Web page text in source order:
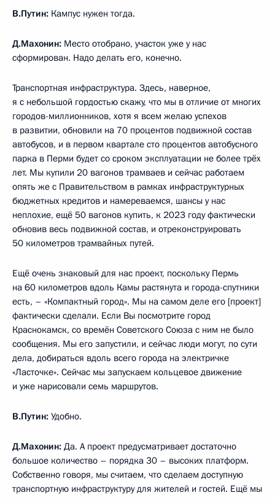
В.Путин: Кампус нужен тогда.
Д.Махонин: Место отобрано, участок уже у нас
сформирован. Надо делать его, конечно.
Транспортная инфраструктура. Здесь, наверное,
я с небольшой гордостью скажу, что мы в отличие от многих
городов-миллионников, хотя я всем желаю успехов
в развитии, обновили на 70 процентов подвижной состав
автобусов, и в первом квартале сто процентов автобусного
парка в Перми будет со сроком эксплуатации не более трёх
лет. Мы купили 20 вагонов трамваев и сейчас работаем
опять же с Правительством в рамках инфраструктурных
бюджетных кредитов и намереваемся, шансы у нас
неплохие, ещё 50 вагонов купить, к 2023 году фактически
обновив весь подвижной состав, и отреконструировать
50 километров трамвайных путей.
Ещё очень знаковый для нас проект, поскольку Пермь
на 60 километров вдоль Камы растянута и города-спутники
есть, – «Компактный город». Мы на самом деле его [проект]
фактически сделали. Если Вы посмотрите город
Краснокамск, со времён Советского Союза с ним не было
сообщения. Мы его запустили, и сейчас люди могут, по сути
дела, добираться вдоль всего города на электричке
«Ласточке». Сейчас мы запускаем кольцевое движение
и уже нарисовали семь маршрутов.
В.Путин: Удобно.
Д.Махонин: Да. А проект предусматривает достаточно
большое количество – порядка 30 – высоких платформ.
Собственно говоря, мы считаем, что сделаем доступную
транспортную инфраструктуру для жителей и гостей. Ещё мы